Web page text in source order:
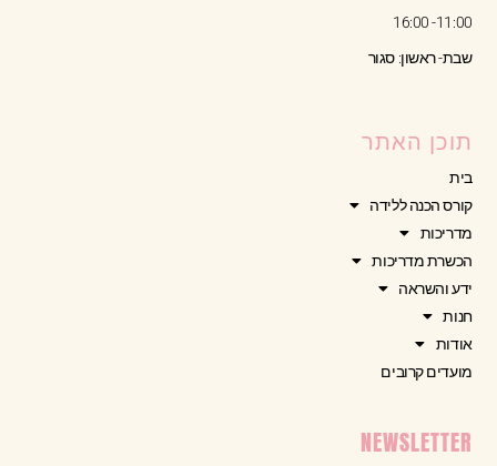
11:00- 16:00
שבת- ראשון: סגור
תוכן האתר
בית
קורס הכנה ללידה
מדריכות
הכשרת מדריכות
ידע והשראה
חנות
אודות
מועדים קרובים
NEWSLETTER